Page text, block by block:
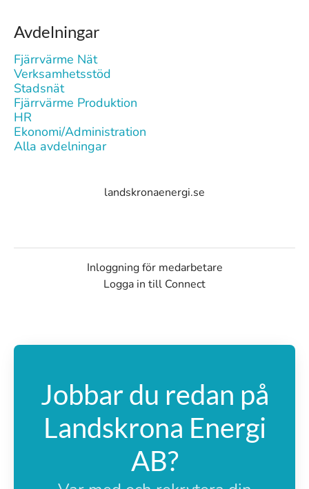
Avdelningar
Fjärrvärme Nät
Verksamhetsstöd
Stadsnät
Fjärrvärme Produktion
HR
Ekonomi/Administration
Alla avdelningar
landskronaenergi.se
Inloggning för medarbetare
Logga in till Connect
Jobbar du redan på
Landskrona Energi
AB?